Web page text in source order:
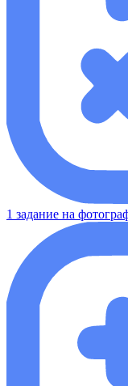
1 задание на